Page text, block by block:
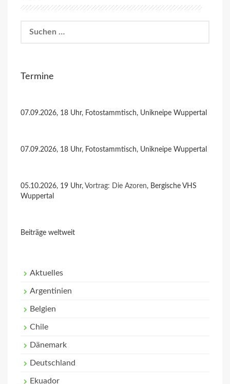
nach:
Termine
07.09.2026, 18 Uhr, Fotostammtisch, Unikneipe Wuppertal
07.09.2026, 18 Uhr, Fotostammtisch, Unikneipe Wuppertal
05.10.2026, 19 Uhr, Vortrag: Die Azoren, Bergische VHS
Wuppertal
Beiträge weltweit
Aktuelles
Argentinien
Belgien
Chile
Dänemark
Deutschland
Ekuador